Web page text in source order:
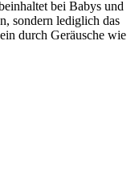
bei Babys und
sondern lediglich das
durch Geräusche wie